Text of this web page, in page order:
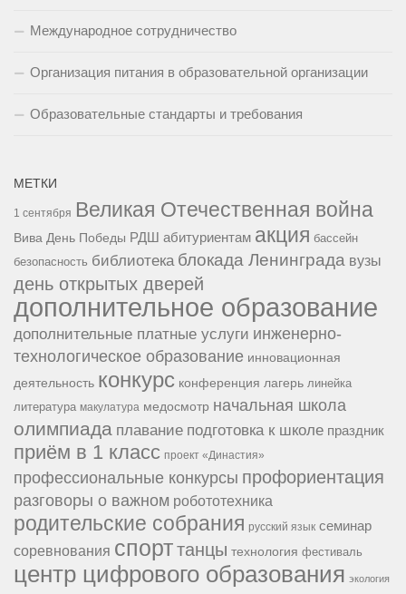
Международное сотрудничество
Организация питания в образовательной организации
Образовательные стандарты и требования
МЕТКИ
1 сентября Великая Отечественная война
Вива День Победы РДШ абитуриентам акция бассейн
безопасность библиотека блокада Ленинграда вузы
день открытых дверей
дополнительное образование
дополнительные платные услуги инженерно-
технологическое образование инновационная
деятельность конкурс конференция лагерь линейка
литература макулатура медосмотр начальная школа
олимпиада плавание подготовка к школе праздник
приём в 1 класс проект «Династия»
профессиональные конкурсы профориентация
разговоры о важном робототехника
родительские собрания русский язык семинар
соревнования спорттанцы технология фестиваль
центр цифрового образования экология